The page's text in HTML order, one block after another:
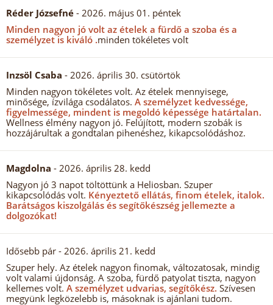
Réder Józsefné - 2026. május 01. péntek
Minden nagyon jó volt az ételek a fürdő a szoba és a
személyzet is kiváló .minden tökéletes volt
Inzsöl Csaba - 2026. április 30. csütörtök
Minden nagyon tökéletes volt. Az ételek mennyisege,
minősége, ízvilága csodálatos. A személyzet kedvessége,
figyelmessége, mindent is megoldó képessége határtalan.
Wellness élmény nagyon jó. Felújított, modern szobák is
hozzájárultak a gondtalan pihenéshez, kikapcsolódáshoz.
Magdolna - 2026. április 28. kedd
Nagyon jó 3 napot töltöttünk a Heliosban. Szuper
kikapcsolódás volt. Kényeztető ellátás, finom ételek, italok.
Barátságos kiszolgálás és segítőkészség jellemezte a
dolgozókat!
Idősebb pár - 2026. április 21. kedd
Szuper hely. Az ételek nagyon finomak, változatosak, mindig
volt valami újdonság. A szoba, fürdő patyolat tiszta, nagyon
kellemes volt. A személyzet udvarias, segítőkész. Szívesen
megyünk legközelebb is, másoknak is ajánlani tudom.